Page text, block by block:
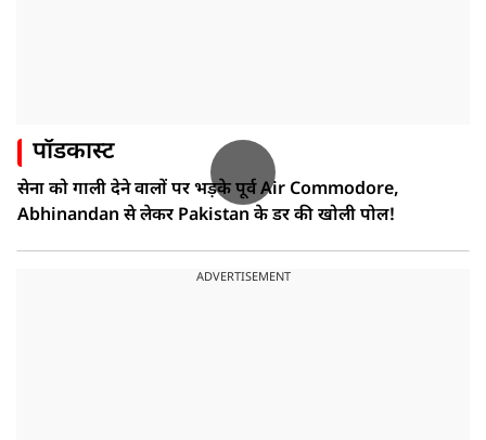
पॉडकास्ट
सेना को गाली देने वालों पर भड़के पूर्व Air Commodore,
Abhinandan से लेकर Pakistan के डर की खोली पोल!
ADVERTISEMENT